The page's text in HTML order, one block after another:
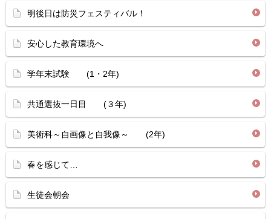
明後日は防災フェスティバル！
安心した教育環境へ
学年末試験 (1・2年)
共通選抜一日目 (３年)
美術科～自画像と自我像～ (2年)
春を感じて…
生徒会朝会